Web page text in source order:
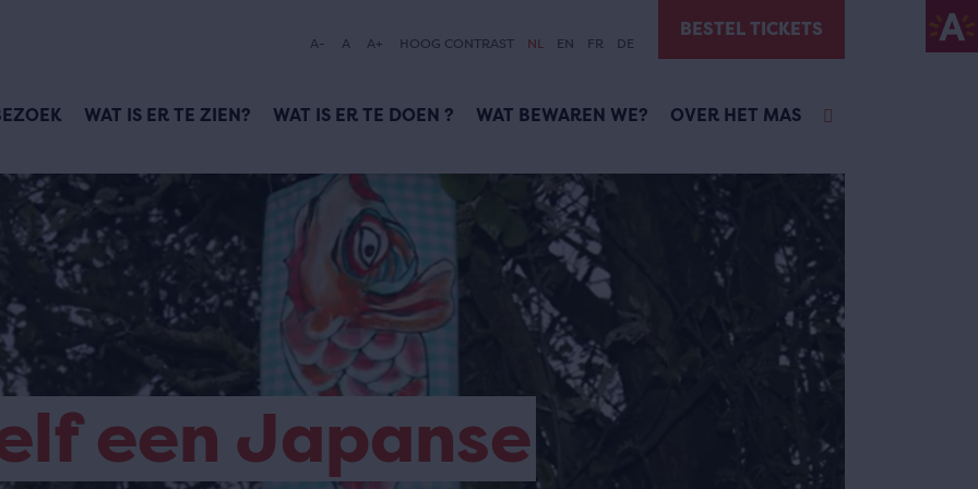
A- A A+ HOOG CONTRAST NL EN FR DE
BESTEL TICKETS
WAT IS ER TE ZIEN? WAT IS ER TE DOEN ? WAT BEWAREN WE? OVER HET MAS
een Japanse